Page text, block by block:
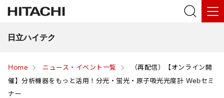
日立ハイテク
Home ニュース・イベント一覧
（再配信）【オンライン開
催】分析機器をもっと活用！分光・蛍光・原子吸光光度計 Webセミ
ナー